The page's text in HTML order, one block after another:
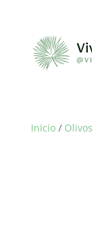
Inicio/ Olivos